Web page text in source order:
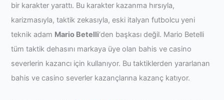
bir karakter yarattı. Bu karakter kazanma hırsıyla,
karizmasıyla, taktik zekasıyla, eski italyan futbolcu yeni
teknik adam Mario Betelli‘den başkası değil. Mario Betelli
tüm taktik dehasını markaya üye olan bahis ve casino
severlerin kazancı için kullanıyor. Bu taktiklerden yararlanan
bahis ve casino severler kazançlarına kazanç katıyor.